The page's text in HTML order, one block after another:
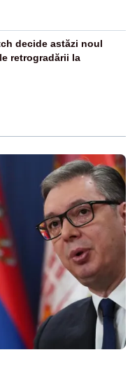
decide astăzi noul
retrogradării la